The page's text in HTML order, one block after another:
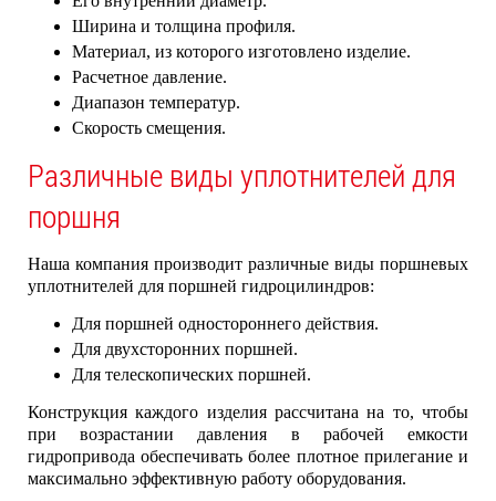
Ширина и толщина профиля.
Материал, из которого изготовлено изделие.
Расчетное давление.
Диапазон температур.
Скорость смещения.
Различные виды уплотнителей для
поршня
Наша компания производит различные виды поршневых
уплотнителей для поршней гидроцилиндров:
Для поршней одностороннего действия.
Для двухсторонних поршней.
Для телескопических поршней.
Конструкция каждого изделия рассчитана на то, чтобы
при возрастании давления в рабочей емкости
гидропривода обеспечивать более плотное прилегание и
максимально эффективную работу оборудования.